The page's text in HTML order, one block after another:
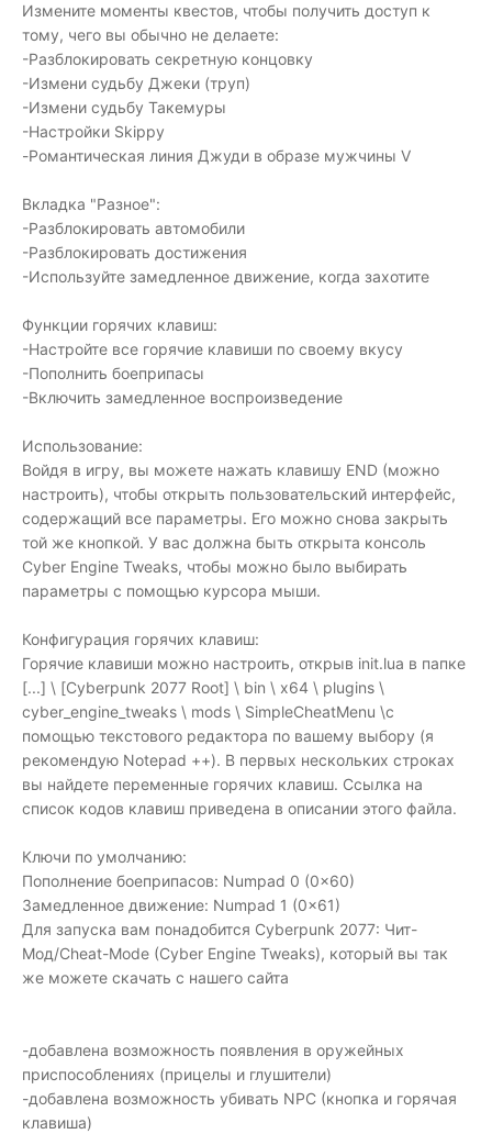
Измените моменты квестов, чтобы получить доступ к
тому, чего вы обычно не делаете:
-Разблокировать секретную концовку
-Измени судьбу Джеки (труп)
-Измени судьбу Такемуры
-Настройки Skippy
-Романтическая линия Джуди в образе мужчины V
Вкладка "Разное":
-Разблокировать автомобили
-Разблокировать достижения
-Используйте замедленное движение, когда захотите
Функции горячих клавиш:
-Настройте все горячие клавиши по своему вкусу
-Пополнить боеприпасы
-Включить замедленное воспроизведение
Использование:
Войдя в игру, вы можете нажать клавишу END (можно
настроить), чтобы открыть пользовательский интерфейс,
содержащий все параметры. Его можно снова закрыть
той же кнопкой. У вас должна быть открыта консоль
Cyber ​​Engine Tweaks, чтобы можно было выбирать
параметры с помощью курсора мыши.
Конфигурация горячих клавиш:
Горячие клавиши можно настроить, открыв init.lua в папке
[...] \ [Cyberpunk 2077 Root] \ bin \ x64 \ plugins \
cyber_engine_tweaks \ mods \ SimpleCheatMenu \с
помощью текстового редактора по вашему выбору (я
рекомендую Notepad ++). В первых нескольких строках
вы найдете переменные горячих клавиш. Ссылка на
список кодов клавиш приведена в описании этого файла.
Ключи по умолчанию:
Пополнение боеприпасов: Numpad 0 (0x60)
Замедленное движение: Numpad 1 (0x61)
Для запуска вам понадобится Cyberpunk 2077: Чит-
Мод/Cheat-Mode (Cyber Engine Tweaks), который вы так
же можете скачать с нашего сайта
-добавлена ​​возможность появления в оружейных
приспособлениях (прицелы и глушители)
-добавлена ​​возможность убивать NPC (кнопка и горячая
клавиша)